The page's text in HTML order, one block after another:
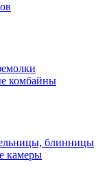
комбайны
блинницы
камеры